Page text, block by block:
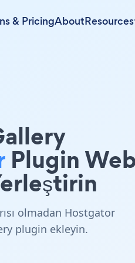
& PricingAboutResources
Plugin
olmadan Hostgator
plugin ekleyin.